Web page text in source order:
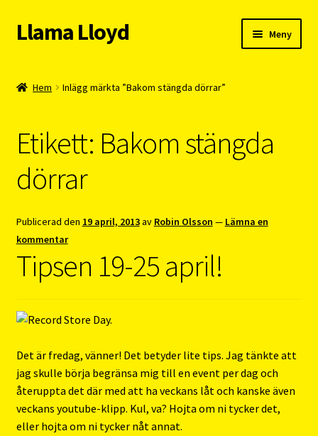
Hoppa
till
Hoppa
till
Llama Lloyd Meny
Cykelpendlarcoach
Blogg
Vision
Hem Inlägg märkta ”Bakom stängda dörrar”
Etikett: Bakom stängda
dörrar
Publicerad den 19 april, 2013av Robin Olsson — Lämna en
kommentar
Tipsen 19-25 april!
Det är fredag, vänner! Det betyder lite tips. Jag tänkte att
jag skulle börja begränsa mig till en event per dag och
återuppta det där med att ha veckans låt och kanske även
veckans youtube-klipp. Kul, va? Hojta om ni tycker det,
eller hojta om ni tycker nåt annat.